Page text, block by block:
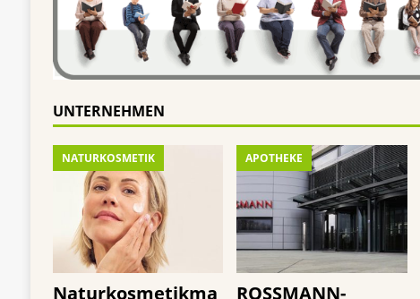
UNTERNEHMEN
NATURKOSMETIK
Naturkosmetikma
APOTHEKE
ROSSMANN-